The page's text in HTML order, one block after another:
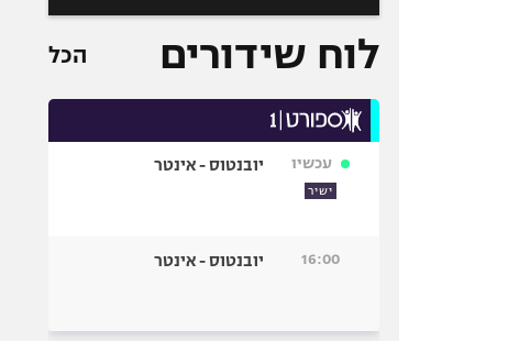
לוח שידורים הכל
עכשיו
ישיר
יובנטוס - אינטר
16:00 יובנטוס - אינטר